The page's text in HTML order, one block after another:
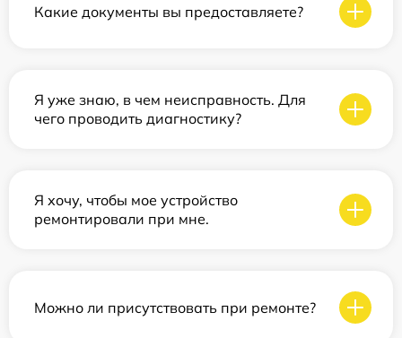
Какие документы вы предоставляете?
Я уже знаю, в чем неисправность. Для
чего проводить диагностику?
Я хочу, чтобы мое устройство
ремонтировали при мне.
Можно ли присутствовать при ремонте?